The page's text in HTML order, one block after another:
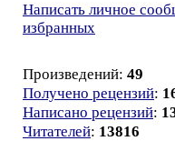
Написать личное
избранных
Произведений: 49
Получено рецензий:
Написано рецензий:
Читателей: 13816